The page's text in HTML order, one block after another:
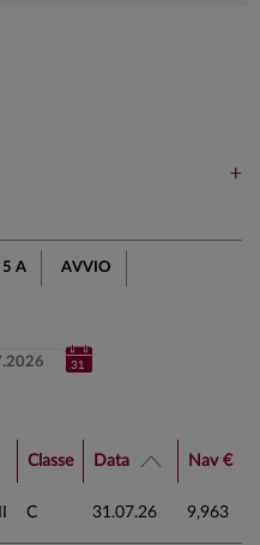
5 A AVVIO
Classe Data Nav €
C 31.07.26 9,963